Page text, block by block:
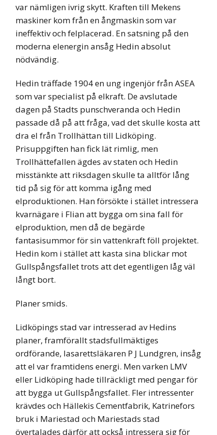
var nämligen ivrig skytt. Kraften till Mekens
maskiner kom från en ångmaskin som var
ineffektiv och felplacerad. En satsning på den
moderna elenergin ansåg Hedin absolut
nödvändig.
Hedin träffade 1904 en ung ingenjör från ASEA
som var specialist på elkraft. De avslutade
dagen på Stadts punschveranda och Hedin
passade då på att fråga, vad det skulle kosta att
dra el från Trollhättan till Lidköping.
Prisuppgiften han fick lät rimlig, men
Trollhättefallen ägdes av staten och Hedin
misstänkte att riksdagen skulle ta alltför lång
tid på sig för att komma igång med
elproduktionen. Han försökte i stället intressera
kvarnägare i Flian att bygga om sina fall för
elproduktion, men då de begärde
fantasisummor för sin vattenkraft föll projektet.
Hedin kom i stället att kasta sina blickar mot
Gullspångsfallet trots att det egentligen låg väl
långt bort.
Planer smids.
Lidköpings stad var intresserad av Hedins
planer, framförallt stadsfullmäktiges
ordförande, lasarettsläkaren P J Lundgren, insåg
att el var framtidens energi. Men varken LMV
eller Lidköping hade tillräckligt med pengar för
att bygga ut Gullspångsfallet. Fler intressenter
krävdes och Hällekis Cementfabrik, Katrinefors
bruk i Mariestad och Mariestads stad
övertalades därför att också intressera sig för